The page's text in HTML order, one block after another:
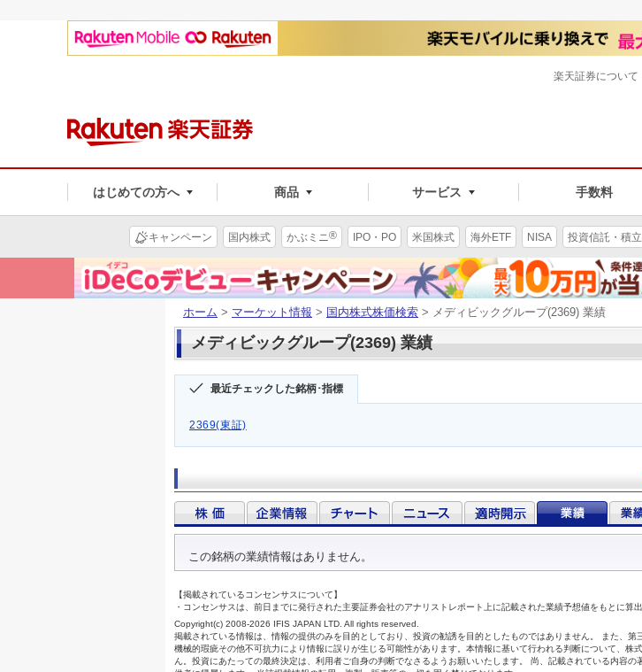
はじめての方へ 商品 サービス 手数料
楽天証券について
キャンペーン 国内株式 かぶミニ® IPO・PO 米国株式 海外ETF NISA 投資信託・積立
ホーム > マーケット情報 > 国内株式株価検索 > メディビックグループ(2369) 業績
メディビックグループ(2369) 業績
最近チェックした銘柄･指標
2369(東証)